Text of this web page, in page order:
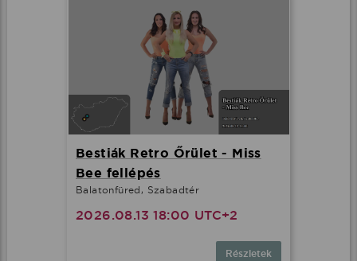
Bestiák Retro Őrület - Miss
Bee fellépés
Balatonfüred, Szabadtér
2026.08.13 18:00 UTC+2
Részletek